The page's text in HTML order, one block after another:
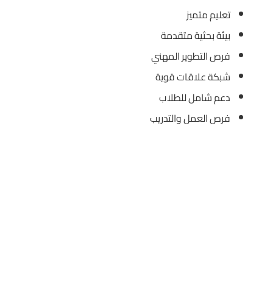
تعليم متميز
بيئة بحثية متقدمة
فرص التطوير المهني
شبكة علاقات قوية
دعم شامل للطلاب
فرص العمل والتدريب